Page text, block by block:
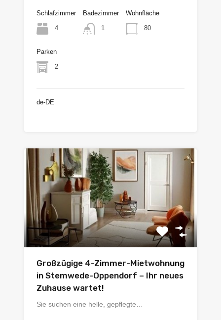
Schlafzimmer
4
Badezimmer
1
Wohnfläche
80
Parken
2
de-DE
Großzügige 4-Zimmer-Mietwohnung
in Stemwede-Oppendorf – Ihr neues
Zuhause wartet!
Sie suchen eine helle, gepflegte…